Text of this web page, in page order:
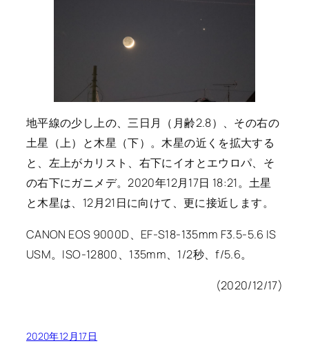
地平線の少し上の、三日月（月齢2.8）、その右の
土星（上）と木星（下）。木星の近くを拡大する
と、左上がカリスト、右下にイオとエウロパ、そ
の右下にガニメデ。2020年12月17日 18:21。土星
と木星は、12月21日に向けて、更に接近します。
CANON EOS 9000D、EF-S18-135mm F3.5-5.6 IS
USM。ISO-12800、135mm、1/2秒、f/5.6。
(2020/12/17)
2020年12月17日